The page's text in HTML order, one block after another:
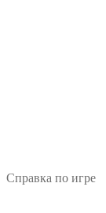
Справка по игре